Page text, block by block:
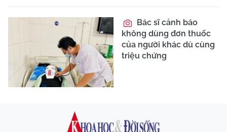
Bác sĩ cảnh báo
không dùng đơn thuốc
của người khác dù cùng
triệu chứng